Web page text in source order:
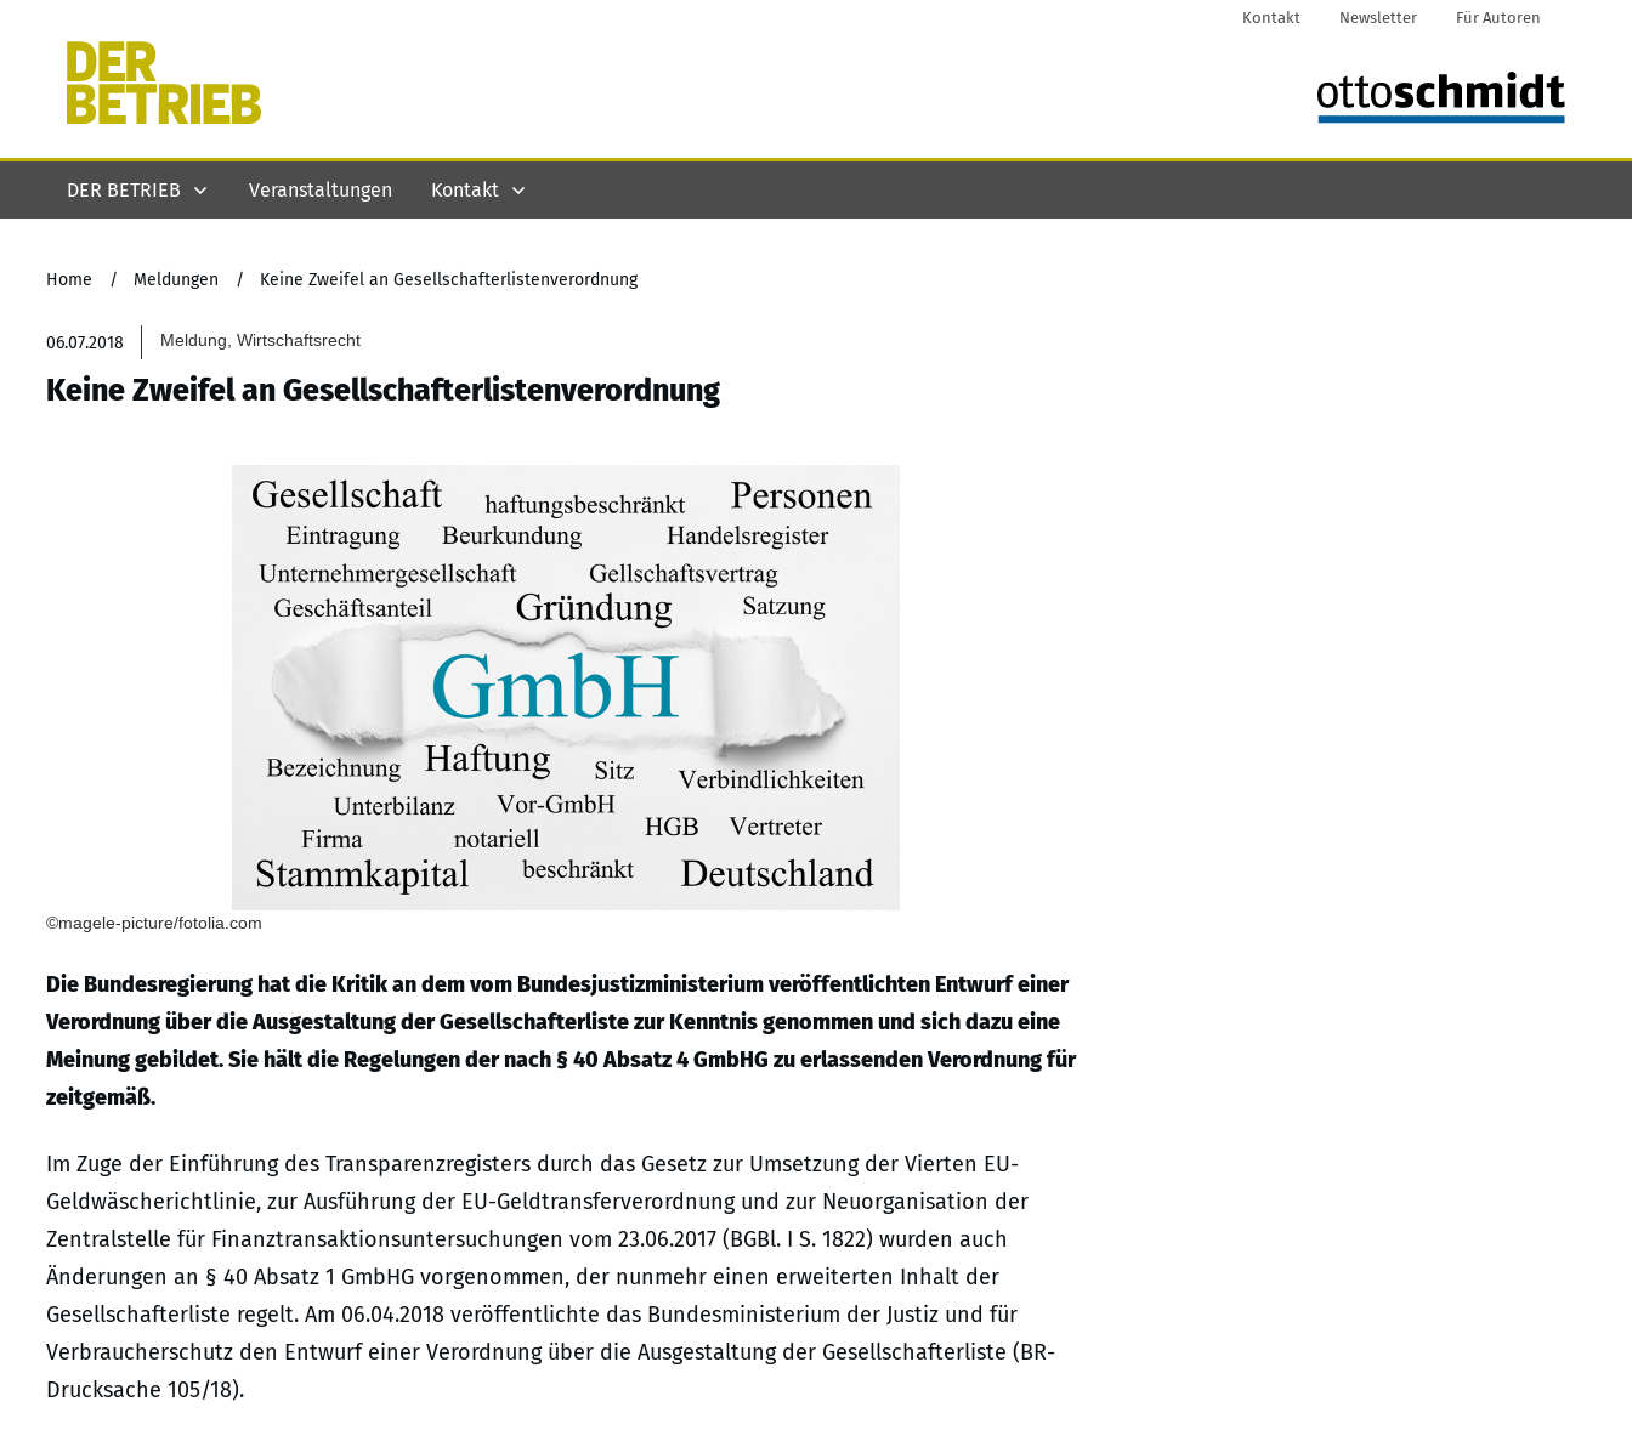
Kontakt Newsletter Für Autoren
DER BETRIEB Veranstaltungen Kontakt
Home / Meldungen / Keine Zweifel an Gesellschafterlistenverordnung
06.07.2018 Meldung, Wirtschaftsrecht
Keine Zweifel an Gesellschafterlistenverordnung
©magele-picture/fotolia.com
Die Bundesregierung hat die Kritik an dem vom Bundesjustizministerium veröffentlichten Entwurf einer
Verordnung über die Ausgestaltung der Gesellschafterliste zur Kenntnis genommen und sich dazu eine
Meinung gebildet. Sie hält die Regelungen der nach § 40 Absatz 4 GmbHG zu erlassenden Verordnung für
zeitgemäß.
Im Zuge der Einführung des Transparenzregisters durch das Gesetz zur Umsetzung der Vierten EU-
Geldwäscherichtlinie, zur Ausführung der EU-Geldtransferverordnung und zur Neuorganisation der
Zentralstelle für Finanztransaktionsuntersuchungen vom 23.06.2017 (BGBl. I S. 1822) wurden auch
Änderungen an § 40 Absatz 1 GmbHG vorgenommen, der nunmehr einen erweiterten Inhalt der
Gesellschafterliste regelt. Am 06.04.2018 veröffentlichte das Bundesministerium der Justiz und für
Verbraucherschutz den Entwurf einer Verordnung über die Ausgestaltung der Gesellschafterliste (BR-
Drucksache 105/18).